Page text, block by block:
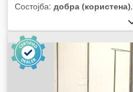
Состојба: добра (користена),